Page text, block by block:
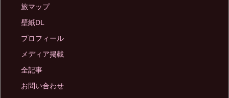
旅マップ
壁紙DL
プロフィール
メディア掲載
全記事
お問い合わせ